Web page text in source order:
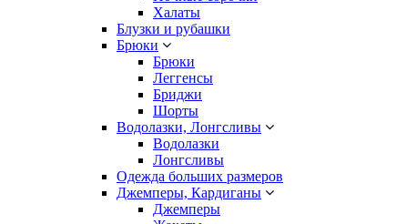
Халаты
Блузки и рубашки
Брюки
Брюки
Леггенсы
Бриджи
Шорты
Водолазки, Лонгсливы
Водолазки
Лонгсливы
Одежда больших размеров
Джемперы, Кардиганы
Джемперы